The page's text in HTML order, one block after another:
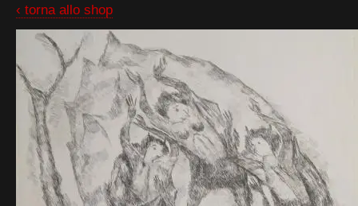
‹ torna allo shop